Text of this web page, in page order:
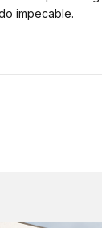
impecable.